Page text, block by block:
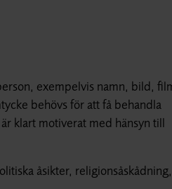
exempelvis namn, bild,
behövs för att få behandla
klart motiverat med hänsyn till
åsikter, religionsåskådning,